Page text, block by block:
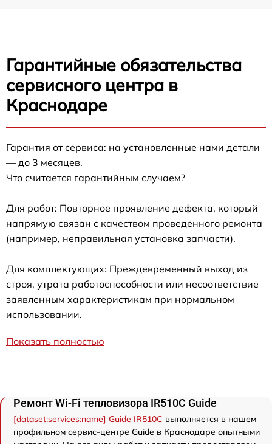
Гарантийные обязательства
сервисного центра в
Краснодаре
Гарантия от сервиса: на установленные нами детали
— до 3 месяцев.
Что считается гарантийным случаем?
Для работ: Повторное проявление дефекта, который
напрямую связан с качеством проведенного ремонта
(например, неправильная установка запчасти).
Для комплектующих: Преждевременный выход из
строя, утрата работоспособности или несоответствие
заявленным характеристикам при нормальном
использовании.
Показать полностью
Ремонт Wi-Fi тепловизора IR510C Guide
[dataset:services:name] Guide IR510C выполняется в нашем
профильном сервис-центре Guide в Краснодаре опытными